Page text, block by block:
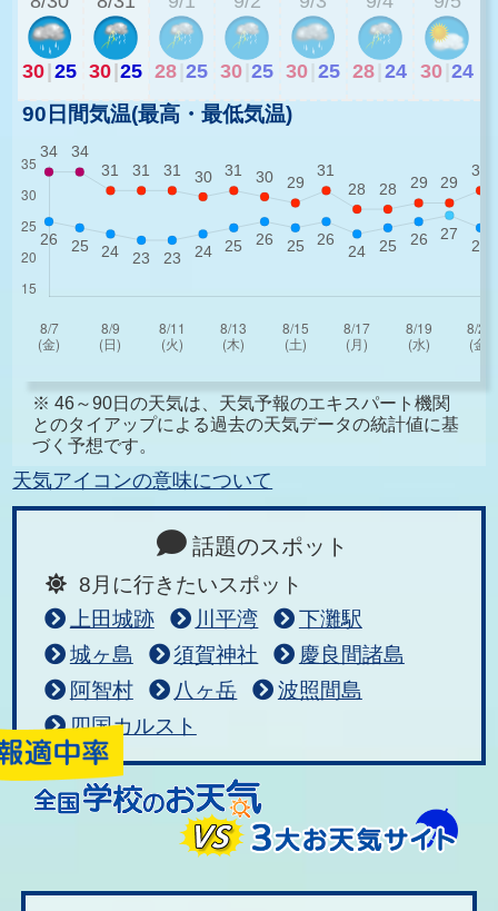
30|25 30|25 28 25 30 25 30 25 28 24 30 24
90日間気温(最高・最低気温)
※ 46～90日の天気は、天気予報のエキスパート機関
とのタイアップによる過去の天気データの統計値に基
づく予想です。
天気アイコンの意味について
話題のスポット
8月に行きたいスポット
上田城跡
川平湾
下灘駅
城ヶ島
須賀神社
慶良間諸島
阿智村
八ヶ岳
波照間島
四国カルスト